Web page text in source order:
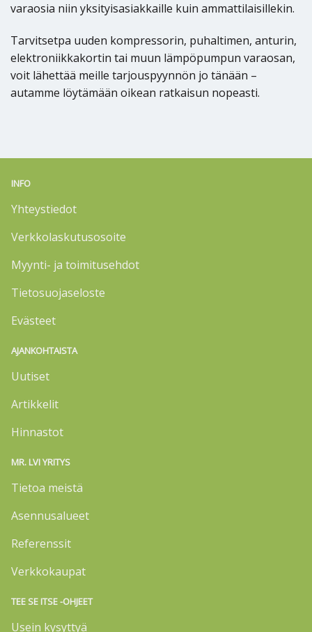
varaosia niin yksityisasiakkaille kuin ammattilaisillekin.
Tarvitsetpa uuden kompressorin, puhaltimen, anturin,
elektroniikkakortin tai muun lämpöpumpun varaosan,
voit lähettää meille tarjouspyynnön jo tänään –
autamme löytämään oikean ratkaisun nopeasti.
INFO
Yhteystiedot
Verkkolaskutusosoite
Myynti- ja toimitusehdot
Tietosuojaseloste
Evästeet
AJANKOHTAISTA
Uutiset
Artikkelit
Hinnastot
MR. LVI YRITYS
Tietoa meistä
Asennusalueet
Referenssit
Verkkokaupat
TEE SE ITSE -OHJEET
Usein kysyttyä